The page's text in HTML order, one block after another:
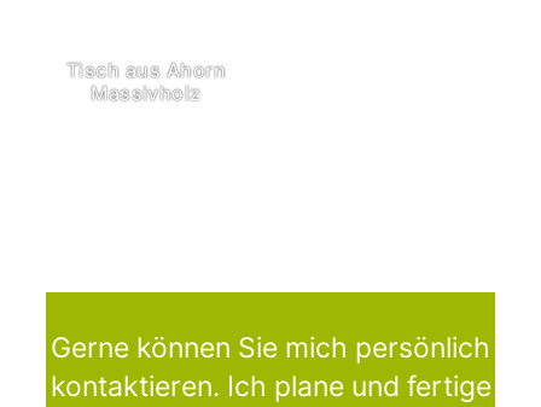
Tisch aus Ahorn
Massivholz
Gerne können Sie mich persönlich
kontaktieren. Ich plane und fertige